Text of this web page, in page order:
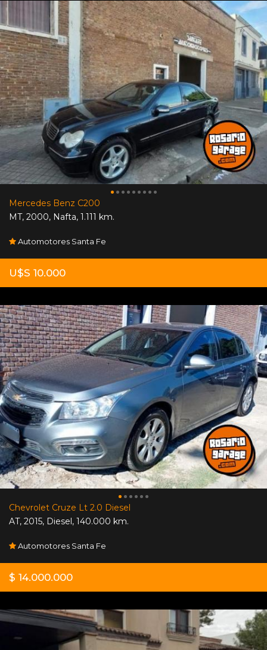
Mercedes Benz C200
MT, 2000, Nafta, 1.111 km.
Automotores Santa Fe
U$S 10.000
Chevrolet Cruze Lt 2.0 Diesel
AT, 2015, Diesel, 140.000 km.
Automotores Santa Fe
$ 14.000.000